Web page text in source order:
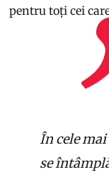
pentru toți cei
În cele
se